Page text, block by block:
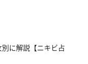
に解説【ニキビ占